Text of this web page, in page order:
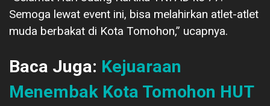
Semoga lewat event ini, bisa melahirkan atlet-atlet
muda berbakat di Kota Tomohon,” ucapnya.
Baca Juga: Kejuaraan
Menembak Kota Tomohon HUT